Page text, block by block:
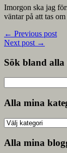
Imorgon ska jag
väntar på att tas
← Previous post
Next post →
Sök bland
efter:
Alla mina
Alla
kategorier
Alla mina